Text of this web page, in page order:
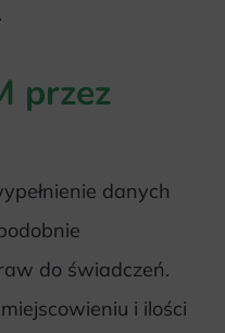
przez
danych
do świadczeń.
i ilości